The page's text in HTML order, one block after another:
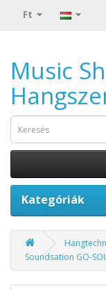
Ft
Music
Kategóriák
Soundsation GO-